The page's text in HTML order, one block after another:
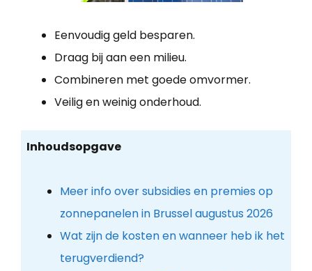
Eenvoudig geld besparen.
Draag bij aan een milieu.
Combineren met goede omvormer.
Veilig en weinig onderhoud.
Inhoudsopgave
Meer info over subsidies en premies op
zonnepanelen in Brussel augustus 2026
Wat zijn de kosten en wanneer heb ik het
terugverdiend?